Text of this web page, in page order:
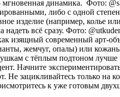
динамика. Фото:
либо с одной
изделие (например, колье
всё сразу. Фото:
изящный современный арт-
жемчуг, опалы) или
с тёплым подтоном лучше
Начните
Не зацикливайтесь только на
к уже готовым